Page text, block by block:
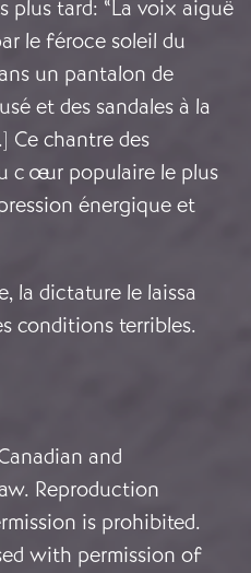
plus tard: “La voix aiguë
le féroce soleil du
un pantalon de
et des sandales à la
Ce chantre des
cœur populaire le plus
énergique et
la dictature le laissa
conditions terribles.
and
Reproduction
is prohibited.
with permission of